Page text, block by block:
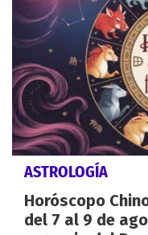
ASTROLOGÍA
Horóscopo
del 7 al 9 de